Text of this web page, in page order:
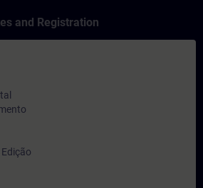
and Registration